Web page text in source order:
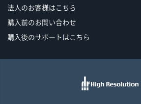
法人のお客様はこちら
購入前のお問い合わせ
購入後のサポートはこちら